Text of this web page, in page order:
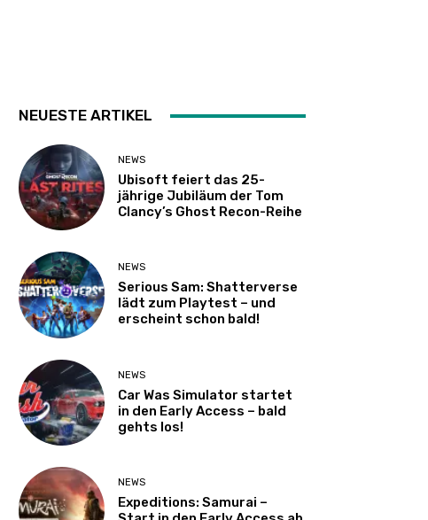
NEUESTE ARTIKEL
NEWS
Ubisoft feiert das 25-
jährige Jubiläum der Tom
Clancy’s Ghost Recon-Reihe
NEWS
Serious Sam: Shatterverse
lädt zum Playtest – und
erscheint schon bald!
NEWS
Car Was Simulator startet
in den Early Access – bald
gehts los!
NEWS
Expeditions: Samurai –